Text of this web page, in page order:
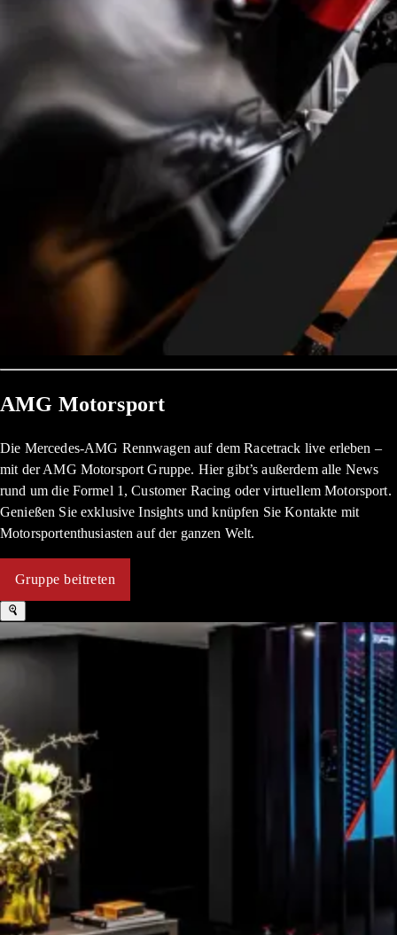
AMG Motorsport
Die Mercedes-AMG Rennwagen auf dem Racetrack live erleben –
mit der AMG Motorsport Gruppe. Hier gibt’s außerdem alle News
rund um die Formel 1, Customer Racing oder virtuellem Motorsport.
Genießen Sie exklusive Insights und knüpfen Sie Kontakte mit
Motorsportenthusiasten auf der ganzen Welt.
Gruppe beitreten